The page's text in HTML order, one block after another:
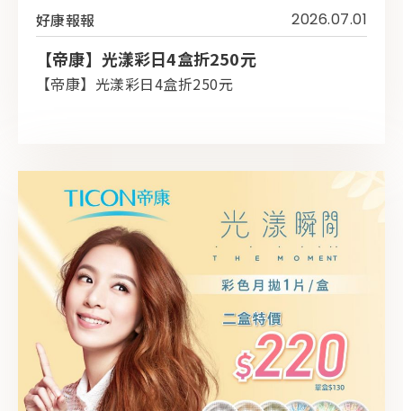
好康報報 2026.07.01
【帝康】光漾彩日4盒折250元
【帝康】光漾彩日4盒折250元